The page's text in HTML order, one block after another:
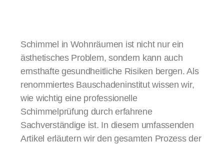
Schimmel in Wohnräumen ist nicht nur ein
ästhetisches Problem, sondern kann auch
ernsthafte gesundheitliche Risiken bergen. Als
renommiertes Bauschadeninstitut wissen wir,
wie wichtig eine professionelle
Schimmelprüfung durch erfahrene
Sachverständige ist. In diesem umfassenden
Artikel erläutern wir den gesamten Prozess der